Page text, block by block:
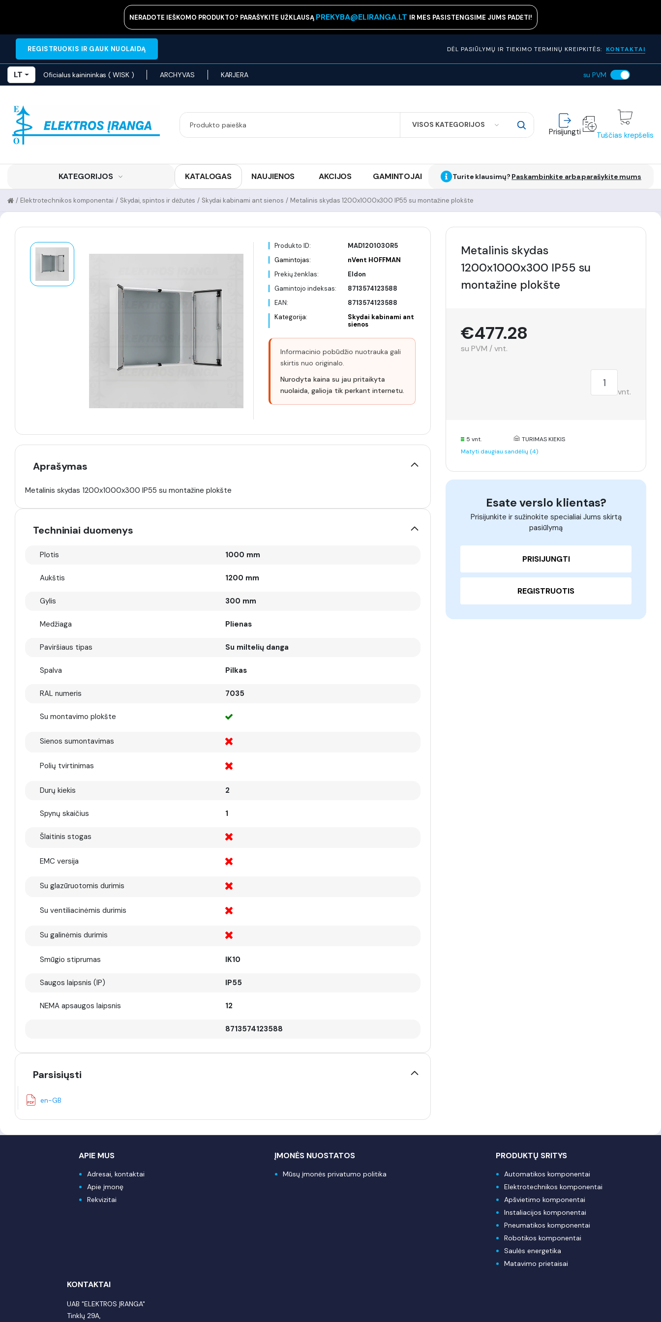
NERADOTE IEŠKOMO PRODUKTO? PARAŠYKITE UŽKLAUSĄ PREKYBA@ELIRANGA.LT IR MES PASISTENGSIME JUMS PADĖTI!
REGISTRUOKIS IR GAUK NUOLAIDĄ DĖL PASIŪLYMŲ IR TIEKIMO TERMINŲ KREIPKITĖS: KONTAKTAI
LT Oficialus kainininkas ( WISK ) ARCHYVAS KARJERA su PVM
VISOS KATEGORIJOS
SEARCH Prisijungti Tuščias krepšelis
KATEGORIJOS KATALOGAS NAUJIENOS AKCIJOS GAMINTOJAI Turite klausimų? Paskambinkite arba parašykite mums
Metalinis skydas 1200x1000x300 IP55 su montažine plokšte
/
Skydai kabinami ant sienos
/
Skydai, spintos ir dėžutės
/
Elektrotechnikos komponentai
/
Produkto ID:
MAD1201030R5
Gamintojas:
nVent HOFFMAN
Prekių ženklas:
Eldon
Gamintojo indeksas:
8713574123588
EAN:
8713574123588
Kategorija:
Skydai kabinami ant
sienos
Informacinio pobūdžio nuotrauka gali
skirtis nuo originalo.
Nurodyta kaina su jau pritaikyta
nuolaida, galioja tik perkant internetu.
Aprašymas
Metalinis skydas 1200x1000x300 IP55 su montažine plokšte
Techniniai duomenys
Plotis 1000 mm
Aukštis 1200 mm
Gylis 300 mm
Medžiaga Plienas
Paviršiaus tipas Su miltelių danga
Spalva Pilkas
RAL numeris 7035
Su montavimo plokšte
Sienos sumontavimas
Polių tvirtinimas
Durų kiekis 2
Spynų skaičius 1
Šlaitinis stogas
EMC versija
Su glazūruotomis durimis
Su ventiliacinėmis durimis
Su galinėmis durimis
Smūgio stiprumas IK10
Saugos laipsnis (IP) IP55
NEMA apsaugos laipsnis 12
8713574123588
Parsisiųsti
en-GB
Metalinis skydas
1200x1000x300 IP55 su
montažine plokšte
€477.28
su PVM / vnt.
vnt.
5 vnt.
TURIMAS KIEKIS
Matyti daugiau sandėlių (4)
Esate verslo klientas?
Prisijunkite ir sužinokite specialiai Jums skirtą
pasiūlymą
PRISIJUNGTI
REGISTRUOTIS
APIE MUS
Adresai, kontaktai
Apie įmonę
Rekvizitai
ĮMONĖS NUOSTATOS
Mūsų įmonės privatumo politika
PRODUKTŲ SRITYS
Automatikos komponentai
Elektrotechnikos komponentai
Apšvietimo komponentai
Instaliacijos komponentai
Pneumatikos komponentai
Robotikos komponentai
Saulės energetika
Matavimo prietaisai
KONTAKTAI
UAB "ELEKTROS ĮRANGA"
Tinklų 29A,